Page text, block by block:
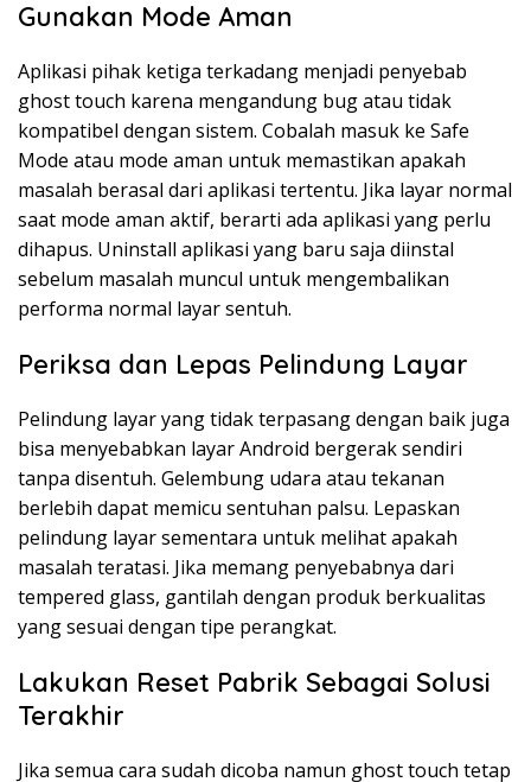
Gunakan Mode Aman
Aplikasi pihak ketiga terkadang menjadi penyebab
ghost touch karena mengandung bug atau tidak
kompatibel dengan sistem. Cobalah masuk ke Safe
Mode atau mode aman untuk memastikan apakah
masalah berasal dari aplikasi tertentu. Jika layar normal
saat mode aman aktif, berarti ada aplikasi yang perlu
dihapus. Uninstall aplikasi yang baru saja diinstal
sebelum masalah muncul untuk mengembalikan
performa normal layar sentuh.
Periksa dan Lepas Pelindung Layar
Pelindung layar yang tidak terpasang dengan baik juga
bisa menyebabkan layar Android bergerak sendiri
tanpa disentuh. Gelembung udara atau tekanan
berlebih dapat memicu sentuhan palsu. Lepaskan
pelindung layar sementara untuk melihat apakah
masalah teratasi. Jika memang penyebabnya dari
tempered glass, gantilah dengan produk berkualitas
yang sesuai dengan tipe perangkat.
Lakukan Reset Pabrik Sebagai Solusi
Terakhir
Jika semua cara sudah dicoba namun ghost touch tetap